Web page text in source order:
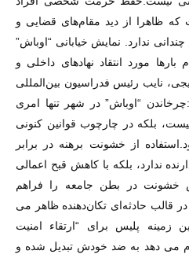
ظاهرا از دید مقام‌های قضایی و
ندارد. نمایش خیابانی “اوباش”
مورد انتقاد نهادهای داخلی و
نایب رئیس فدراسیون بین‌المللی
“اوباش” در شهر تنها امری
بلکه در چارچوب قوانین کنونی
از خشونت برهنه در برابر
ندارد، بلکه با کاهش قبح اعمالی
خشونت در بطن جامعه را فراهم
قالب حادثه‌ای تکان‌دهنده ظاهر مى
پليس براى “ارتقاء امنيت
مى دهد به ضد خودش تبديل شده و